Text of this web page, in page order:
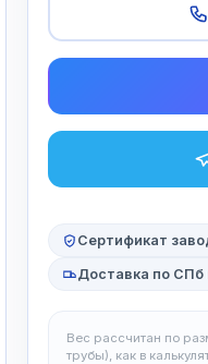
Сертификат
Доставка по СПб
Вес рассчитан по
трубы), как в